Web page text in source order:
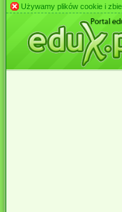
Używamy plików cookie i